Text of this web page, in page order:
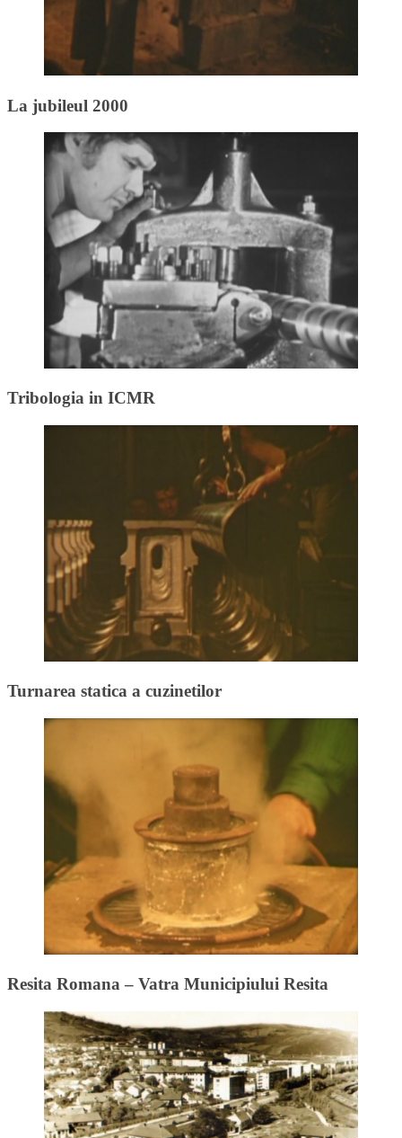
La jubileul 2000
Tribologia in ICMR
Turnarea statica a cuzinetilor
Resita Romana – Vatra Municipiului Resita